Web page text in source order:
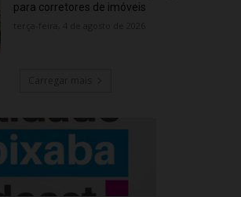
para corretores de imóveis